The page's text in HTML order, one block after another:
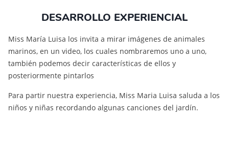
DESARROLLO EXPERIENCIAL
Miss María Luisa los invita a mirar imágenes de animales
marinos, en un video, los cuales nombraremos uno a uno,
también podemos decir características de ellos y
posteriormente pintarlos
Para partir nuestra experiencia, Miss Maria Luisa saluda a los
niños y niñas recordando algunas canciones del jardín.